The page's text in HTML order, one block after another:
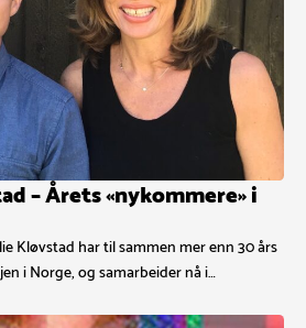
– Årets «nykommere» i
Kløvstad har til sammen mer enn 30 års
i Norge, og samarbeider nå i…